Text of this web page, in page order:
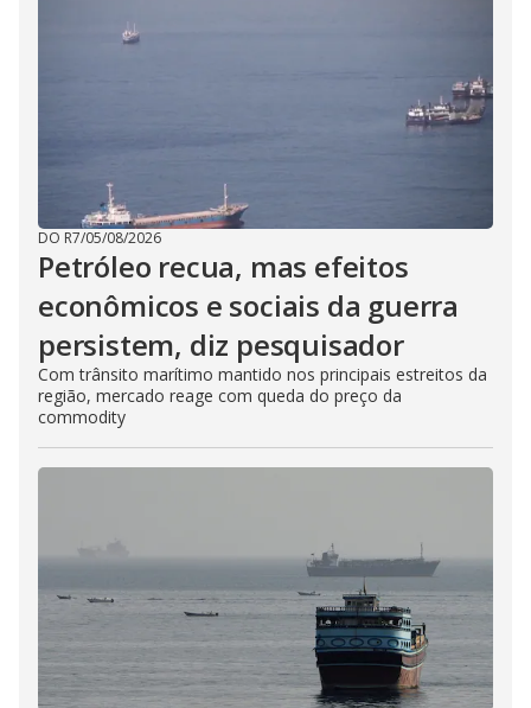
DO R7/05/08/2026
Petróleo recua, mas efeitos
econômicos e sociais da guerra
persistem, diz pesquisador
Com trânsito marítimo mantido nos principais estreitos da
região, mercado reage com queda do preço da
commodity